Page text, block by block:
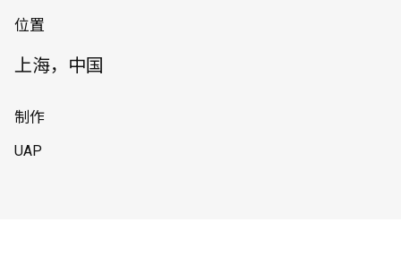
位置
上海，中国
制作
UAP